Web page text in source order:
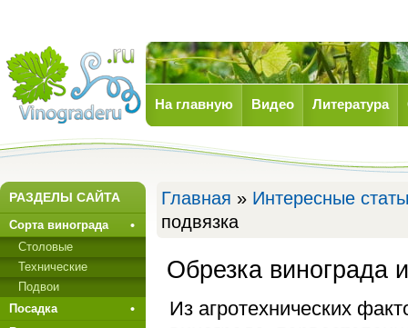
Виноград
На главную Видео Литература
Главная » Интересные
подвязка
Обрезка винограда
Из агротехнических
РАЗДЕЛЫ САЙТА
Сорта винограда
Столовые
Технические
Подвои
Посадка